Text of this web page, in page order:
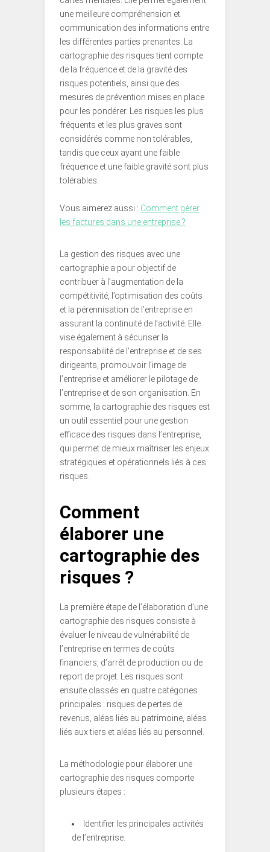
une meilleure compréhension et
communication des informations entre
les différentes parties prenantes. La
cartographie des risques tient compte
de la fréquence et de la gravité des
risques potentiels, ainsi que des
mesures de prévention mises en place
pour les pondérer. Les risques les plus
fréquents et les plus graves sont
considérés comme non tolérables,
tandis que ceux ayant une faible
fréquence et une faible gravité sont plus
tolérables.
Vous aimerez aussi : Comment gérer
les factures dans une entreprise ?
La gestion des risques avec une
cartographie a pour objectif de
contribuer à l’augmentation de la
compétitivité, l’optimisation des coûts
et la pérennisation de l’entreprise en
assurant la continuité de l’activité. Elle
vise également à sécuriser la
responsabilité de l’entreprise et de ses
dirigeants, promouvoir l’image de
l’entreprise et améliorer le pilotage de
l’entreprise et de son organisation. En
somme, la cartographie des risques est
un outil essentiel pour une gestion
efficace des risques dans l’entreprise,
qui permet de mieux maîtriser les enjeux
stratégiques et opérationnels liés à ces
risques.
Comment
élaborer une
cartographie des
risques ?
La première étape de l’élaboration d’une
cartographie des risques consiste à
évaluer le niveau de vulnérabilité de
l’entreprise en termes de coûts
financiers, d’arrêt de production ou de
report de projet. Les risques sont
ensuite classés en quatre catégories
principales : risques de pertes de
revenus, aléas liés au patrimoine, aléas
liés aux tiers et aléas liés au personnel.
La méthodologie pour élaborer une
cartographie des risques comporte
plusieurs étapes :
Identifier les principales activités
de l’entreprise.